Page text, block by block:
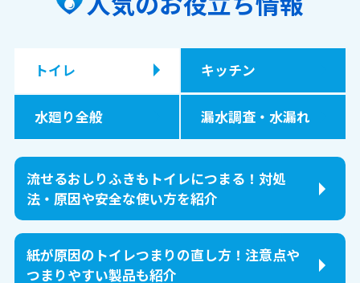
トイレ キッチン
水廻り全般 漏水調査・水漏れ
流せるおしりふきもトイレにつまる！対処
法・原因や安全な使い方を紹介
紙が原因のトイレつまりの直し方！注意点や
つまりやすい製品も紹介